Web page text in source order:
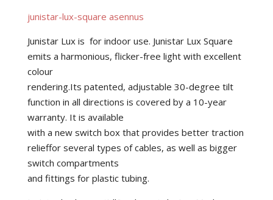
junistar-lux-square asennus
Junistar Lux is for indoor use. Junistar Lux Square
emits a harmonious, flicker-free light with excellent
colour
rendering.Its patented, adjustable 30-degree tilt
function in all directions is covered by a 10-year
warranty. It is available
with a new switch box that provides better traction
relieffor several types of cables, as well as bigger
switch compartments
and fittings for plastic tubing.